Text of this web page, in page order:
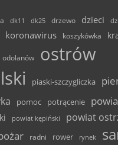
dk11 dk25 drzewo dzieci
koronawirus koszykówka
odolanów
ostrów
piaski-szczygliczka
pomoc potrącenie
powiat kępiński powiat
radni rower rynek